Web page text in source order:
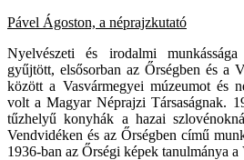
Pável Ágoston, a néprajzkutató
Nyelvészeti és irodalmi
gyűjtött, elsősorban az Őrségben és a
között a Vasvármegyei múzeumot és
volt a Magyar Néprajzi Társaságnak.
tűzhelyű konyhák a hazai
Vendvidéken és az Őrségben című
1936-ban az Őrségi képek tanulmánya a